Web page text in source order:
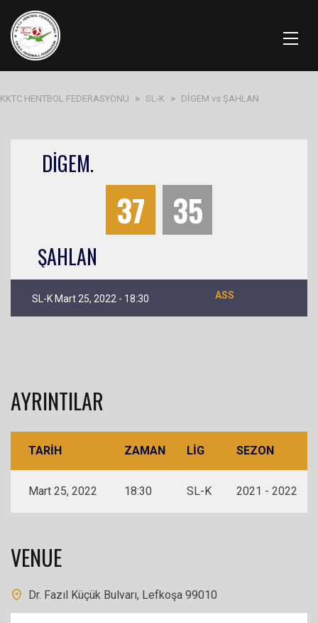
KKTC HENTBOL FEDERASYONU > SL-K > DİGEM vs ŞAHLAN
DİGEM.
37 35
ŞAHLAN
SL-K Mart 25, 2022 - 18:30 ASS
AYRINTILAR
TARIH ZAMAN LIG SEZON
Mart 25, 2022 18:30 SL-K 2021 - 2022
VENUE
Dr. Fazıl Küçük Bulvarı, Lefkoşa 99010